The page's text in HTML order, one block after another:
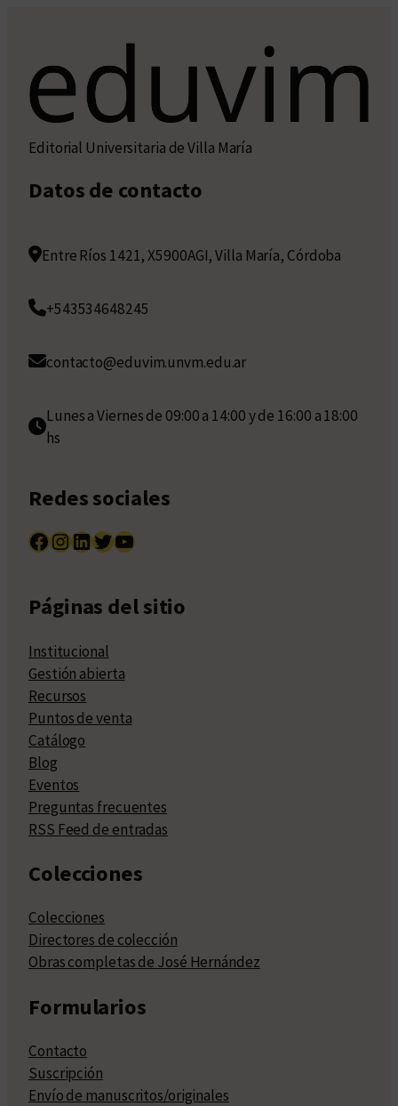
Editorial Universitaria de Villa María
Datos de contacto
Entre Ríos 1421, X5900AGI, Villa María, Córdoba
+543534648245
contacto@eduvim.unvm.edu.ar
Lunes a Viernes de 09:00 a 14:00 y de 16:00 a 18:00
hs
Redes sociales
Facebook InstagramLinkedIn Twitter YouTube
Páginas del sitio
Institucional
Gestión abierta
Recursos
Puntos de venta
Catálogo
Blog
Eventos
Preguntas frecuentes
RSS Feed de entradas
Colecciones
Colecciones
Directores de colección
Obras completas de José Hernández
Formularios
Contacto
Suscripción
Envío de manuscritos/originales